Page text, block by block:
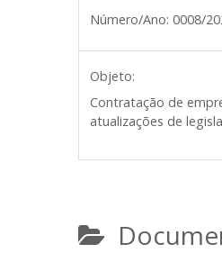
Número/Ano: 0008/
Objeto:
Contratação de
atualizações de